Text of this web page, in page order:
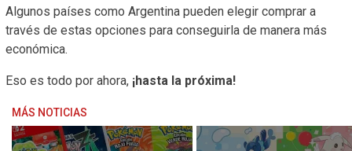
Algunos países como Argentina pueden elegir comprar a
través de estas opciones para conseguirla de manera más
económica.
Eso es todo por ahora, ¡hasta la próxima!
MÁS NOTICIAS